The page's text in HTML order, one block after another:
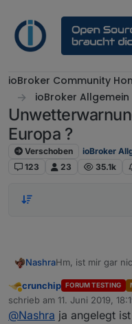
ioBroker Community
ioBroker Allgemein
Europa ?
Verschoben
ioBroker
123
23 35.1k
NashraHm, ist mir gar
aber trotzdem
Abwesend
crunchip FORUM TESTING
schrieb am 11. Juni 2019,
zuletzt editiert von
@Nashra ja angelegt